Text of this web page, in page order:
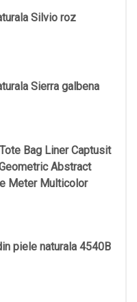
Silvio roz
Sierra galbena
Bag Liner Captusit
Abstract
Meter Multicolor
piele naturala 4540B